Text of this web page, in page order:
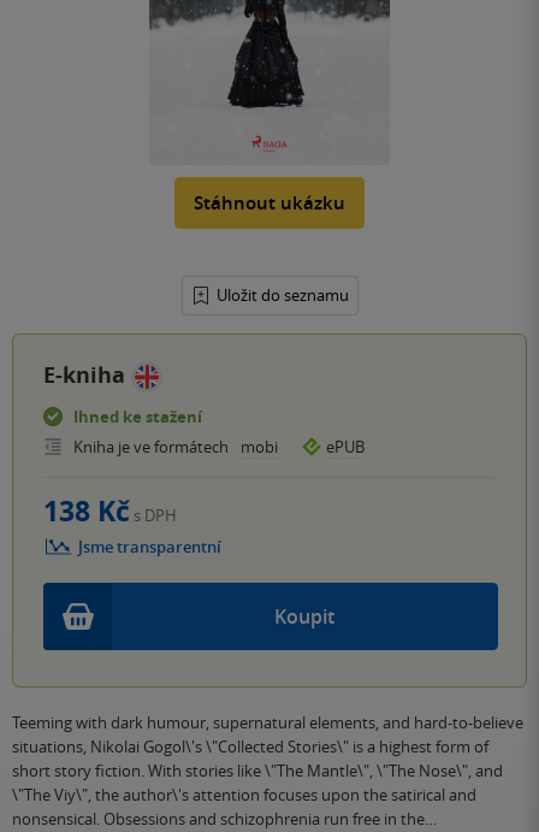
Stáhnout ukázku
Uložit do seznamu
E-kniha
Ihned ke stažení
Kniha je ve formátech
mobi ePUB
Koupit
138 Kč s DPH
Jsme transparentní
Teeming with dark humour, supernatural elements, and hard-to-believe
situations, Nikolai Gogol\'s \"Collected Stories\" is a highest form of
short story fiction. With stories like \"The Mantle\", \"The Nose\", and
\"The Viy\", the author\'s attention focuses upon the satirical and
nonsensical. Obsessions and schizophrenia run free in the…